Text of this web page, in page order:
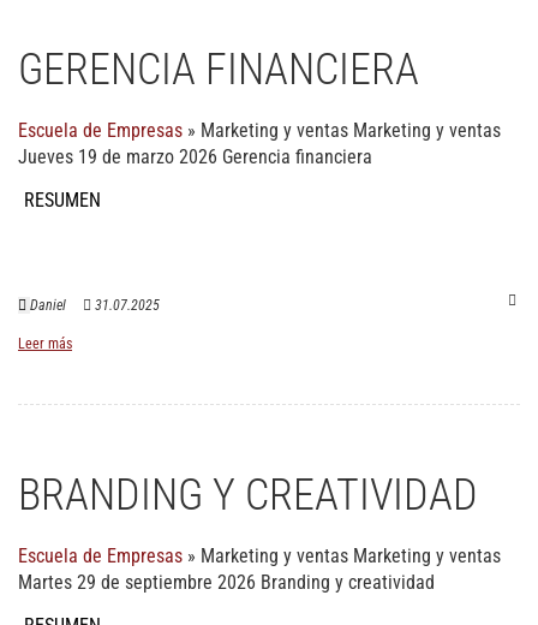
GERENCIA FINANCIERA
Escuela de Empresas » Marketing y ventas Marketing y ventas
Jueves 19 de marzo 2026 Gerencia financiera
RESUMEN
Daniel 31.07.2025
Leer más
BRANDING Y CREATIVIDAD
Escuela de Empresas » Marketing y ventas Marketing y ventas
Martes 29 de septiembre 2026 Branding y creatividad